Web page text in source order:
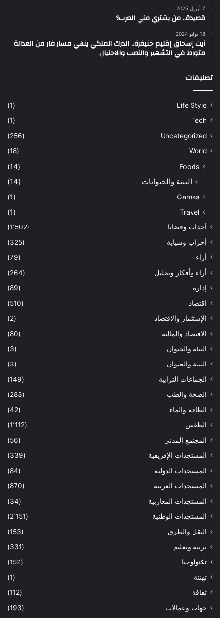
7 أبريل 2025
قصيدة.. من يشتري مني العرب؟
18 يوليو 2024
آيت إسحاق إقليم خنيفرة.. الدرك الملكي ينهي مسار فار من العدالة
متورط في التشهير والنصب والاحتيال
تصنيفات
Life Style
(1)
Tech
(1)
Uncategorized
(256)
World
(18)
Foods
(14)
البيئة والحيوانات (14)
Games
(1)
Travel
(1)
أحداث وقضايا
(1٬502)
أحزاب وسياية
(325)
أراء
(79)
أراء وأفكار وتحليل
(264)
إدارة
(89)
اقتصاد
(510)
الإستثمار والاقتصاد
(2)
الاقتصاد والمالية
(80)
البيئة والحيوان
(3)
البيىة والحيوان
(3)
الجماعات الترابية
(149)
الصحة والطب
(283)
الطاقة والماء
(42)
الطقس
(1٬112)
المجتمع المدني
(56)
المستجدات الإفريقية
(339)
المستجدات الدولية
(84)
المستجدات العربية
(870)
المستجدات المغاربية
(34)
المستجدات الوطنية
(2٬151)
النقل والطرق
(153)
تربية وتعليم
(331)
تكنولوجيا
(152)
تهنئة
(1)
ثقافة
(112)
جهات وعمالات
(193)